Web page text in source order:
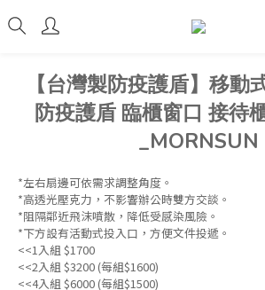
【台灣製防疫護盾】移動
防疫護盾 臨櫃窗口 接待
_MORNSUN
*左右扇邊可依需求調整角度。
*高透光壓克力，不影響辦公時雙方交談。
*阻隔鄰近飛沫噴散，降低受感染風險。
*下方設有活動式投入口，方便文件投遞。
<<1入組 $1700
<<2入組 $3200 (每組$1600)
<<4入組 $6000 (每組$1500)